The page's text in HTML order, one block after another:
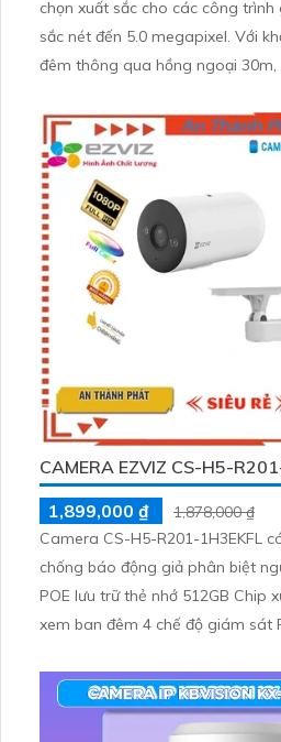
chọn xuất sắc cho các công
sắc nét đến 5.0 megapixel. Với khả năng xem được ban
đêm thông qua hồng ngoại
CAMERA EZVIZ CS-H5-
1,899,000 ₫
1,878,000 ₫
Camera CS-H5-R201-1H3EKFL
chống báo động giả phân biệt
POE lưu trữ thẻ nhớ 512GB Chip
xem ban đêm 4 chế độ giám sát